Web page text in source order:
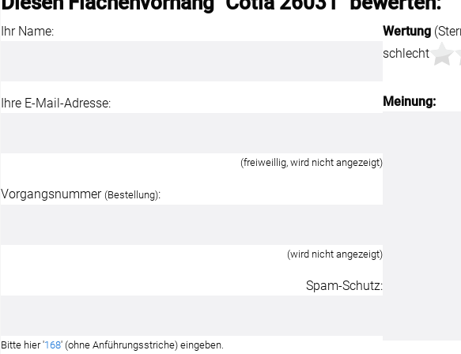
Ihr Name:
Ihre E-Mail-Adresse:
(freiweillig, wird nicht angezeigt)
Vorgangsnummer (Bestellung):
(wird nicht angezeigt)
Spam-Schutz:
Bitte hier '168' (ohne Anführungsstriche) eingeben.
Wertung
schlecht
Meinung: